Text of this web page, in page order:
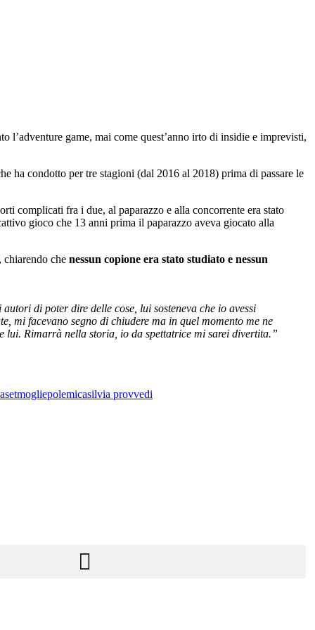
l’adventure game, mai come quest’anno irto di insidie e imprevisti,
ha condotto per tre stagioni (dal 2016 al 2018) prima di passare le
complicati fra i due, al paparazzo e alla concorrente era stato
gioco che 13 anni prima il paparazzo aveva giocato alla
che nessun copione era stato studiato e nessun
di poter dire delle cose, lui sosteneva che io avessi
mi facevano segno di chiudere ma in quel momento me ne
lui. Rimarrà nella storia, io da spettatrice mi sarei divertita.”
mogliepolemicasilvia provvedi